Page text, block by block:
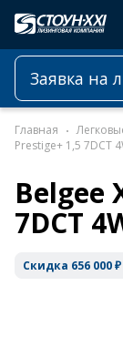
Заявка на
Главная
Prestige+ 1,5 7DCT
Belgee
7DCT
Скидка 656 000 ₽